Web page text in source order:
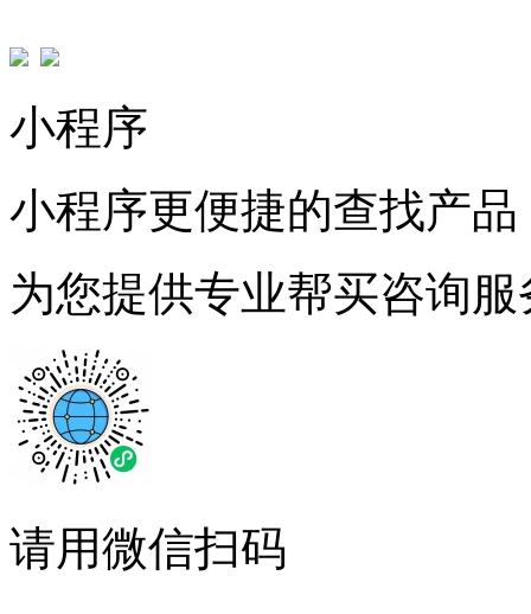
小程序
小程序更便捷的查找产品
为您提供专业帮买咨询服
请用微信扫码